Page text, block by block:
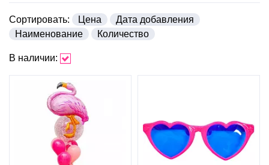
Сортировать: Цена
Дата добавления
Наименование
Количество
В наличии: